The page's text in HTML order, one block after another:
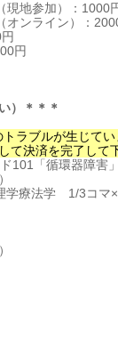
現地参加）：1000
オンライン）：
円
）＊＊＊
ラブルが生じて
て決済を完了して
101「循環器障害
学療法学 1/3コマ